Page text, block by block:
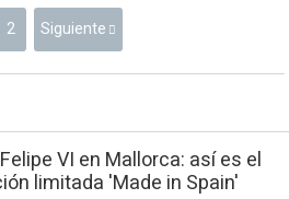
2 Siguiente
VI en Mallorca: así es el
limitada 'Made in Spain'